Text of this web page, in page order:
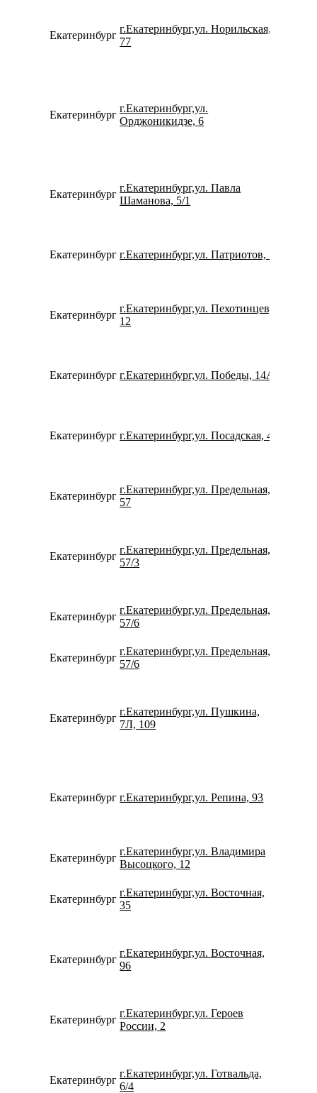
Екатеринбург
г.Екатеринбург,ул. Норильская,
77
Екатеринбург
г.Екатеринбург,ул.
Орджоникидзе, 6
Екатеринбург
г.Екатеринбург,ул. Павла
Шаманова, 5/1
Екатеринбург г.Екатеринбург,ул. Патриотов, 1
Екатеринбург
г.Екатеринбург,ул. Пехотинцев,
12
Екатеринбург г.Екатеринбург,ул. Победы, 14А
Екатеринбург г.Екатеринбург,ул. Посадская, 43
Екатеринбург
г.Екатеринбург,ул. Предельная,
57
Екатеринбург
г.Екатеринбург,ул. Предельная,
57/3
Екатеринбург
г.Екатеринбург,ул. Предельная,
57/6
Екатеринбург
г.Екатеринбург,ул. Предельная,
57/6
Екатеринбург
г.Екатеринбург,ул. Пушкина,
7Л, 109
Екатеринбург г.Екатеринбург,ул. Репина, 93
Екатеринбург
г.Екатеринбург,ул. Владимира
Высоцкого, 12
Екатеринбург
г.Екатеринбург,ул. Восточная,
35
Екатеринбург
г.Екатеринбург,ул. Восточная,
96
Екатеринбург
г.Екатеринбург,ул. Героев
России, 2
Екатеринбург
г.Екатеринбург,ул. Готвальда,
6/4